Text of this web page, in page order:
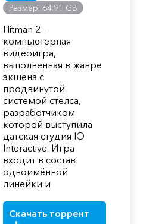
Размер: 64.91 GB
Hitman 2 –
компьютерная
видеоигра,
выполненная в жанре
экшена с
продвинутой
системой стелса,
разработчиком
которой выступила
датская студия IO
Interactive. Игра
входит в состав
одноимённой
линейки и
Скачать торрент